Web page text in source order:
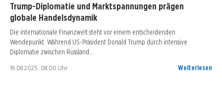
Trump-Diplomatie und Marktspannungen prägen
globale Handelsdynamik
Die internationale Finanzwelt steht vor einem entscheidenden
Wendepunkt. Während US-Präsident Donald Trump durch intensive
Diplomatie zwischen Russland…
19.08.2025, 08:00 Uhr Weiterlesen